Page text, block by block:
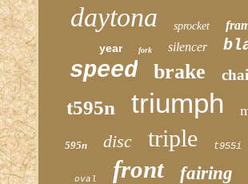
daytona sprocket
year
fork silencer
speed brake
t595n triumph
595n disc triple t955i
oval front fairing